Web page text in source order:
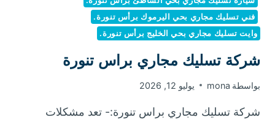
فني تسليك مجاري بحي اليرموك برأس تنورة.
وايت تسليك مجاري بحي الخليج برأس تنورة.
شركة تسليك مجاري براس تنورة
بواسطة mona يوليو 12, 2026
شركة تسليك مجاري براس تنورة:- تعد مشكلات